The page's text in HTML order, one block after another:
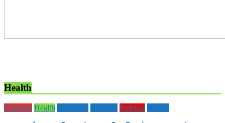
Health
Business Health Political